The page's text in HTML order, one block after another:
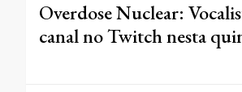
Overdose Nuclear:
canal no Twitch nesta